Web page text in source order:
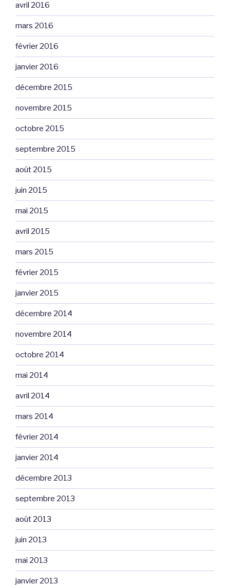
avril 2016
mars 2016
février 2016
janvier 2016
décembre 2015
novembre 2015
octobre 2015
septembre 2015
août 2015
juin 2015
mai 2015
avril 2015
mars 2015
février 2015
janvier 2015
décembre 2014
novembre 2014
octobre 2014
mai 2014
avril 2014
mars 2014
février 2014
janvier 2014
décembre 2013
septembre 2013
août 2013
juin 2013
mai 2013
janvier 2013